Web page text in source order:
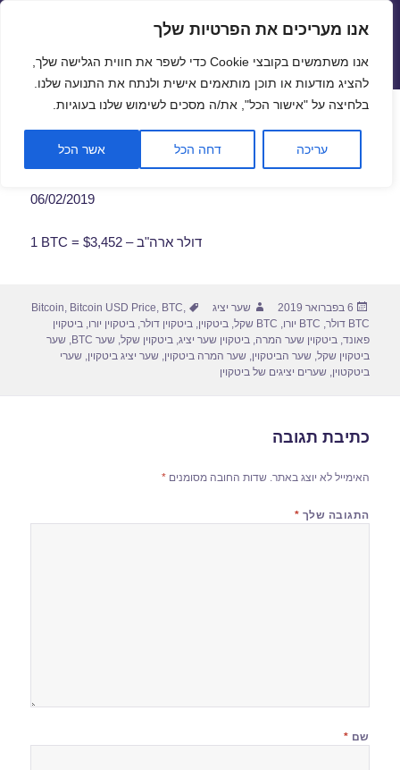
פתח
אנו מעריכים את הפרטיות שלך
אנו משתמשים בקובצי Cookie כדי לשפר את חווית הגלישה שלך,
להציג מודעות או תוכן מותאמים אישית ולנתח את התנועה שלנו.
בלחיצה על "אישור הכל", את/ה מסכים לשימוש שלנו בעוגיות.
עריכה דחה הכל אשר הכל
שערי חליפין יציגים – שער יציג
תפריטים
ווידג'טים
שער ביטקוין לתאריך 06/02/2019
06/02/2019
1 BTC = $3,452 – דולר ארה"ב
פורסם
בתאריך
6 בפברואר 2019 מחבר
שער יציג תגיות Bitcoin, Bitcoin USD Price, BTC,
BTC דולר
, BTC יורו , BTC שקל ,ביטקוין,ביטקוין דולר,ביטקוין יורו,ביטקוין
פאונד,ביטקוין שער המרה,ביטקוין שער יציג,ביטקוין שקל,שער BTC ,שער
ביטקוין שקל,שער הביטקוין,שער המרה ביטקוין,שער יציג ביטקוין,שערי
ביטקטוין,שערים יציגים של ביטקוין
כתיבת תגובה
האימייל לא יוצג באתר. שדות החובה מסומנים*
התגובה שלך *
שם *